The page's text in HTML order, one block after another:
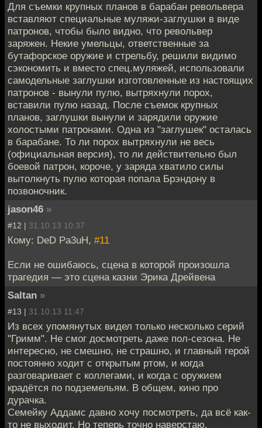
Для съемки крупных планов в барабан револьвера
вставляют специальные муляжи-заглушки в виде
патронов, чтобы было видно, что револьвер
заряжен. Некие умельцы, ответственные за
бутафорское оружие и стрельбу, решили видимо
сэкономить и вместо спец.муляжей, использовали
самодельные заглушки изготовленные из настоящих
патронов - вынули пулю, вытряхнули порох,
вставили пулю назад. После съемок крупных
планов, заглушки вынули и зарядили оружие
холостыми патронами. Одна из "заглушек" осталась
в барабане. То ли порох вытряхнули не весь
(официальная версия), то ли действительно был
боевой патрон, короче, у заряда хватило силы
вытолкнуть пулю которая попала Брэндону в
позвоночник.
jason46 »
#12 | 31.10.13 10:37
Кому: DeD Pa3uH, #11
Если не ошибаюсь, сцена в которой произошла
трагедия — это сцена казни Эрика Дрейвена
Saltan »
#13 | 31.10.13 11:47
Из всех упомянутых видел только несколько серий
"Гримм". Не смог досмотреть даже пол-сезона. Не
интересно, не смешно, не страшно, и главный герой
постоянно ходит с открытым ртом, и когда
разговаривает с коллегами, и когда с оружием
крадётся по подземельям. В общем, кино про
дурачка.
Семейку Аддамс давно хочу посмотреть, да всё как-
то не выходит. Но теперь точно наверстаю.